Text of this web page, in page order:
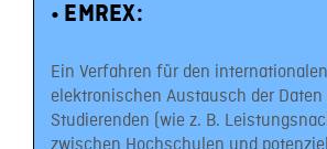
• EMREX:
Ein Verfahren für den
elektronischen Austausch der Daten
Studierenden (wie z. B.